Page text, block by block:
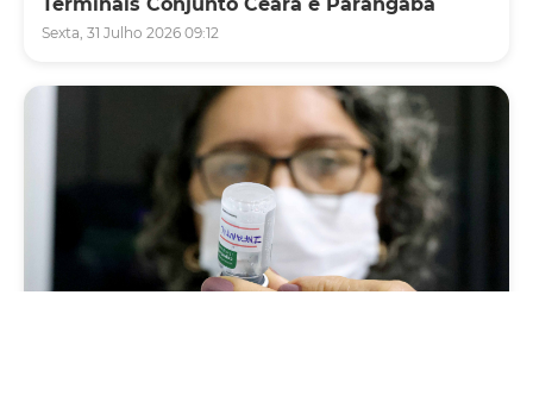
Sexta, 31 Julho 2026 09:12